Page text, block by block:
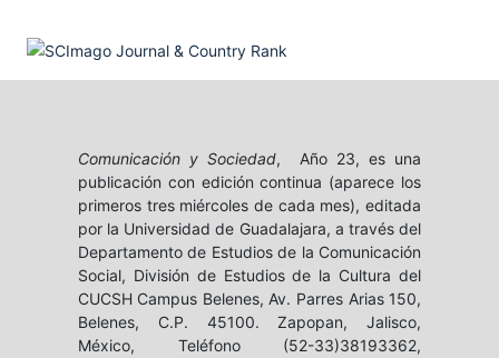
Comunicación y Sociedad, Año 23, es una
publicación con edición continua (aparece los
primeros tres miércoles de cada mes), editada
por la Universidad de Guadalajara, a través del
Departamento de Estudios de la Comunicación
Social, División de Estudios de la Cultura del
CUCSH Campus Belenes, Av. Parres Arias 150,
Belenes, C.P. 45100. Zapopan, Jalisco,
México, Teléfono (52-33)38193362,